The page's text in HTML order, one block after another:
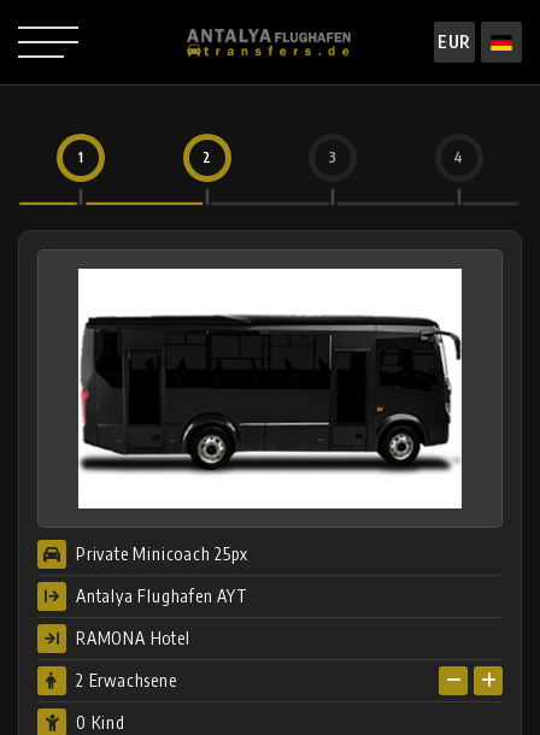
EUR
1 2 3 4
Private Minicoach 25px
Antalya Flughafen AYT
RAMONA Hotel
2 Erwachsene
0 Kind